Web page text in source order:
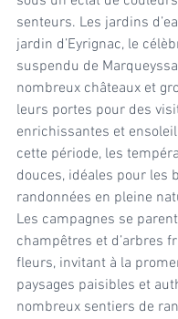
senteurs. Les jardins
jardin d’Eyrignac, le
suspendu de
nombreux châteaux et
leurs portes pour des
enrichissantes et
cette période, les
douces, idéales pour les
randonnées en pleine
Les campagnes se
champêtres et d’arbres
fleurs, invitant à la
paysages paisibles et
nombreux sentiers de